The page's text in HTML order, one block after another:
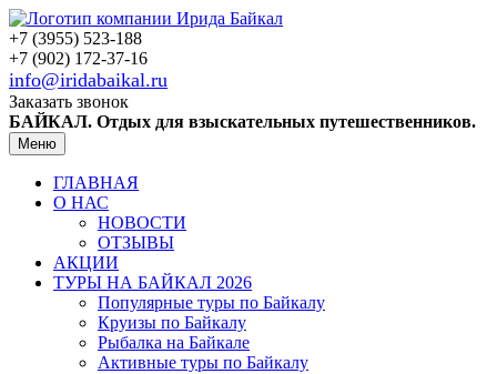
+7 (3955) 523-188
+7 (902) 172-37-16
info@iridabaikal.ru
Заказать звонок
БАЙКАЛ. Отдых для взыскательных путешественников.
Меню
ГЛАВНАЯ
О НАС
НОВОСТИ
ОТЗЫВЫ
АКЦИИ
ТУРЫ НА БАЙКАЛ 2026
Популярные туры по Байкалу
Круизы по Байкалу
Рыбалка на Байкале
Активные туры по Байкалу